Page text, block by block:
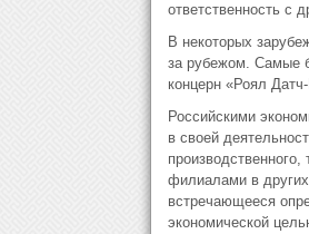
ответственность с
В некоторых
за рубежом. Самые
концерн «Роял
Российскими
в своей
филиалами в
встречающееся
экономической